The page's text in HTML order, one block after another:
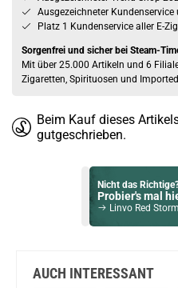
Ausgezeichneter
Platz 1 Kundenservice aller E-
Sorgenfrei und sicher bei Steam-
Mit über 25.000 Artikeln und 6
Zigaretten, Spirituosen und
Beim Kauf dieses
gutgeschrieben.
Nicht das
Probier's mal
Linvo Red Storm
Whistle Blown Intense NicSalt
AUCH INTERESSANT